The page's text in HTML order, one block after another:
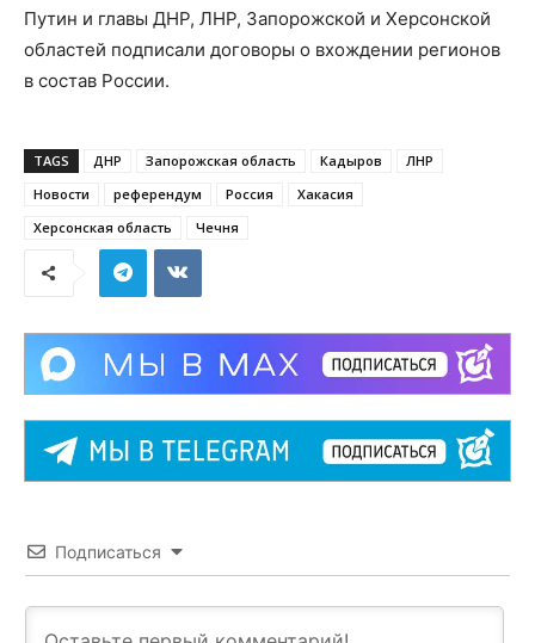
Путин и главы ДНР, ЛНР, Запорожской и Херсонской
областей подписали договоры о вхождении регионов
в состав России.
TAGS ДНР Запорожская область Кадыров
ЛНР
Новости
референдум Россия
Хакасия
Херсонская область
Чечня
Подписаться